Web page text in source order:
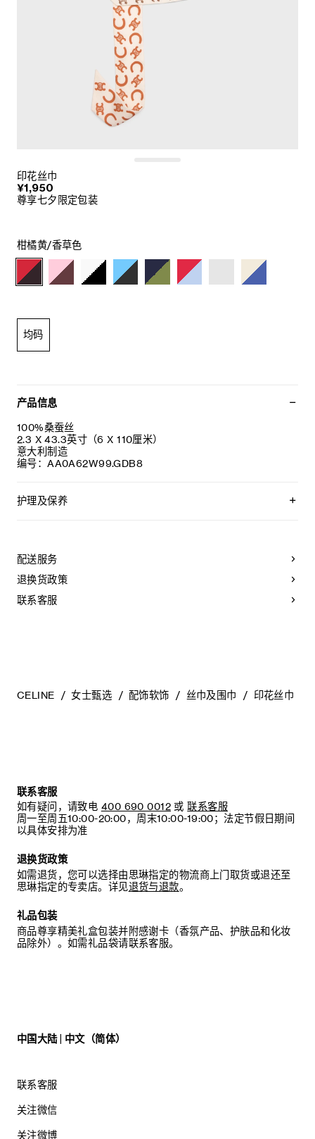
印花丝巾
¥1,950
尊享七夕限定包装
柑橘黄/香草色
均码
产品信息
100%桑蚕丝
2.3 X 43.3英寸（6 X 110厘米）
意大利制造
编号：AA0A62W99.GDB8
护理及保养
不可熨烫。
本品可用芳香化合物进行轻柔干洗。
不可用水进行专业清洗。
配送服务
退换货政策
联系客服
CELINE 女士甄选 配饰软饰 丝巾及围巾 印花丝巾
联系客服
如有疑问，请致电 400 690 0012 或 联系客服
周一至周五10:00-20:00，周末10:00-19:00；法定节假日期间
以具体安排为准
退换货政策
如需退货，您可以选择由思琳指定的物流商上门取货或退还至
思琳指定的专卖店。详见退货与退款。
礼品包装
商品尊享精美礼盒包装并附感谢卡（香氛产品、护肤品和化妆
品除外）。如需礼品袋请联系客服。
中国大陆 | 中文（简体）
联系客服
关注微信
关注微博